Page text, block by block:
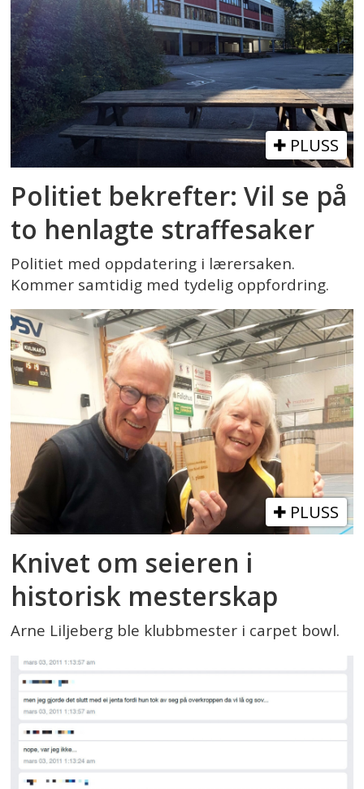
PLUSS
Politiet bekrefter: Vil se på
to henlagte straffesaker
Politiet med oppdatering i lærersaken.
Kommer samtidig med tydelig oppfordring.
PLUSS
Knivet om seieren i
historisk mesterskap
Arne Liljeberg ble klubbmester i carpet bowl.